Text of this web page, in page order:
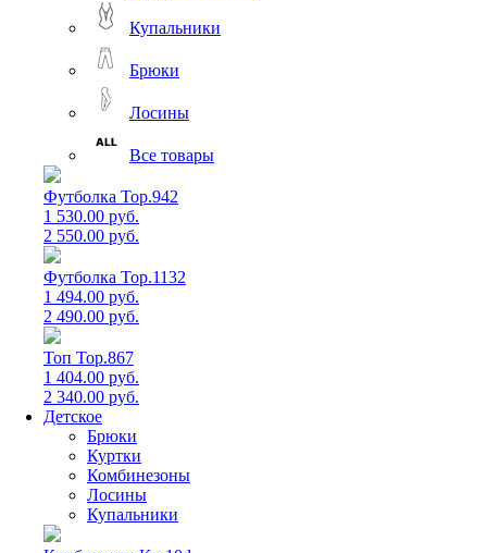
Купальники
Брюки
Лосины
Все товары
Футболка Top.942
1 530.00 руб.
2 550.00 руб.
Футболка Top.1132
1 494.00 руб.
2 490.00 руб.
Топ Top.867
1 404.00 руб.
2 340.00 руб.
Детское
Брюки
Куртки
Комбинезоны
Лосины
Купальники